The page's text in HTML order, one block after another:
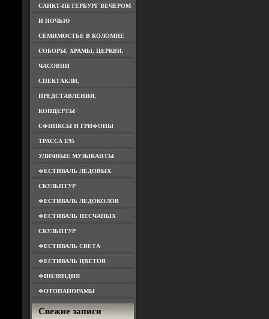
САНКТ-ПЕТЕРБУРГ ВЕЧЕРОМ
И НОЧЬЮ
СЕМИМОСТЬЕ В КОЛОМНЕ
СОБОРЫ, ХРАМЫ, ЦЕРКВИ,
ЧАСОВНИ
СПЕКТАКЛИ,
ПРЕДСТАВЛЕНИЯ,
КОНЦЕРТЫ
СФИНКСЫ И ГРИФОНЫ
ТРАССА Е95
УЛИЧНЫЕ МУЗЫКАНТЫ
ФЕСТИВАЛЬ ЛЕДОВЫХ
СКУЛЬПТУР
ФЕСТИВАЛЬ ЛЕДОКОЛОВ
ФЕСТИВАЛЬ ПЕСЧАНЫХ
СКУЛЬПТУР
ФЕСТИВАЛЬ СВЕТА
ФЕСТИВАЛЬ ЦВЕТОВ
ФИНЛЯНДИЯ
ФОТОПАНОРАМЫ
Свежие записи